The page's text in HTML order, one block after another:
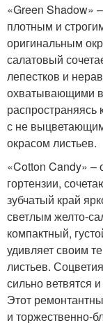
«Green Shadow»
плотным и
оригинальным
салатовый
лепестков и
охватывающими
распространяясь
с не
окрасом листьев.
«Cotton Candy» –
гортензии,
зубчатый край
светлым желто-
компактный,
удивляет своим
листьев.
сильно ветвятся
Этот
и торжественно-